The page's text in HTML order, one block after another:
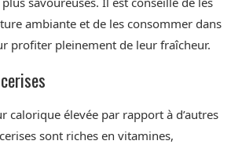
ambiante et de les consommer dans
profiter pleinement de leur fraîcheur.
calorique élevée par rapport à d’autres
sont riches en vitamines,